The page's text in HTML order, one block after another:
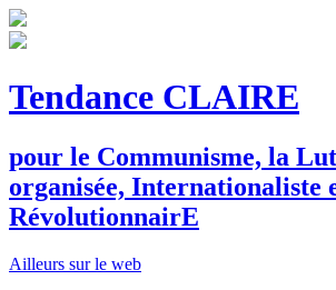
Tendance CLAIRE
pour le Communisme, la L
organisée, Internationaliste
RévolutionnairE
Ailleurs sur le web